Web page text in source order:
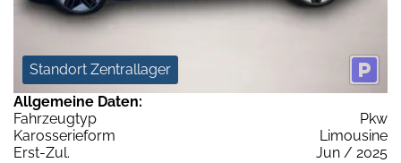
Standort Zentrallager
Allgemeine Daten:
Fahrzeugtyp
Pkw
Karosserieform
Limousine
Erst-Zul.
Jun / 2025